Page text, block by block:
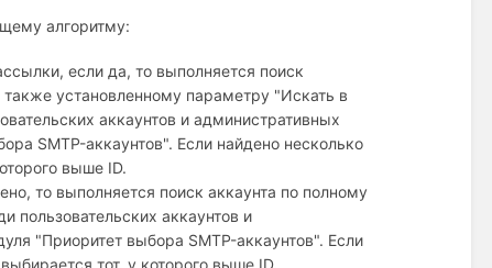
алгоритму:
если да, то выполняется поиск
установленному параметру "Искать в
аккаунтов и административных
SMTP-аккаунтов". Если найдено несколько
выше ID.
то выполняется поиск аккаунта по полному
пользовательских аккаунтов и
"Приоритет выбора SMTP-аккаунтов". Если